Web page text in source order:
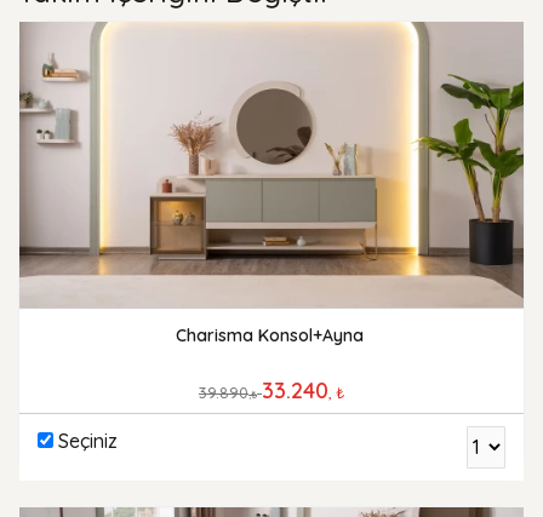
Charisma Konsol+Ayna
39.890,₺ 33.240 , ₺
Seçiniz